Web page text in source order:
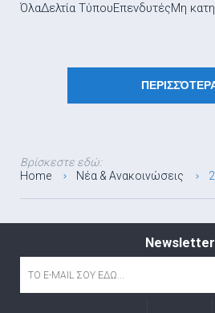
ΌλαΔελτία ΤύπουΕπενδυτέςΜη
Βρίσκεστε εδώ:
Home
Νέα & Ανακοινώσεις
Newsletter